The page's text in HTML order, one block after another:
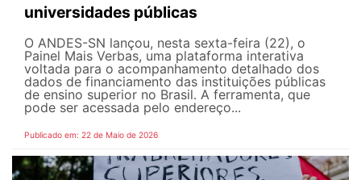
universidades públicas
O ANDES-SN lançou, nesta sexta-feira (22), o
Painel Mais Verbas, uma plataforma interativa
voltada para o acompanhamento detalhado dos
dados de financiamento das instituições públicas
de ensino superior no Brasil. A ferramenta, que
pode ser acessada pelo endereço...
Publicado em: 22 de Maio de 2026